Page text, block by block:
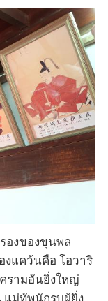
องของขุนพล
งแคว้นคือ โอวาริ
รามอันยิ่งใหญ่
ม่ทัพนักรบผู้ยิ่ง